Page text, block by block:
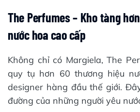
The Perfumes – Kho tàng
nước hoa cao cấp
Không chỉ có Margiela, The
quy tụ hơn 60 thương hiệu
designer hàng đầu thế giới.
đường của những người yêu